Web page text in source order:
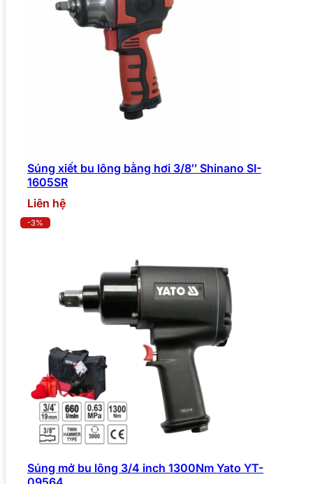
Súng xiết bu lông bằng hơi 3/8″ Shinano SI-
1605SR
Liên hệ
-3%
Súng mở bu lông 3/4 inch 1300Nm Yato YT-